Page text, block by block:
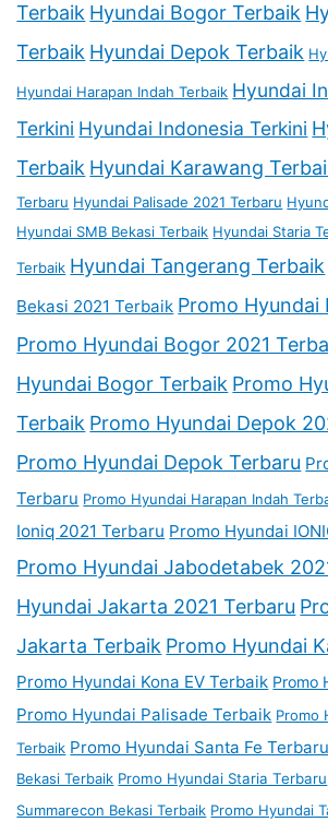
Terbaik Hyundai Bogor Terbaik
Terbaik Hyundai Depok Terbaik
Hyundai Harapan Indah Terbaik Hyundai
Terkini Hyundai Indonesia Terkini
Terbaik Hyundai Karawang
Terbaru Hyundai Palisade 2021 Terbaru
Hyundai SMB Bekasi Terbaik Hyundai Staria
Terbaik Hyundai Tangerang Terbaik
Bekasi 2021 Terbaik Promo Hyundai
Promo Hyundai Bogor 2021
Hyundai Bogor Terbaik Promo
Terbaik Promo Hyundai Depok
Promo Hyundai Depok Terbaru
Terbaru Promo Hyundai Harapan Indah
Ioniq 2021 Terbaru Promo Hyundai
Promo Hyundai Jabodetabek
Hyundai Jakarta 2021 Terbaru
Jakarta Terbaik Promo Hyundai
Promo Hyundai Kona EV Terbaik Promo
Promo Hyundai Palisade Terbaik Promo
Terbaik Promo Hyundai Santa Fe Terbaru
Bekasi Terbaik Promo Hyundai Staria Terbaru
Summarecon Bekasi Terbaik Promo Hyundai